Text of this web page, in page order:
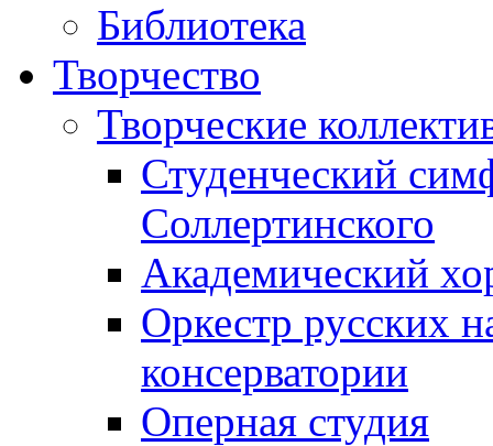
Библиотека
Творчество
Творческие
Студенческий
Соллертинского
Академический
Оркестр русских
консерватории
Оперная студия